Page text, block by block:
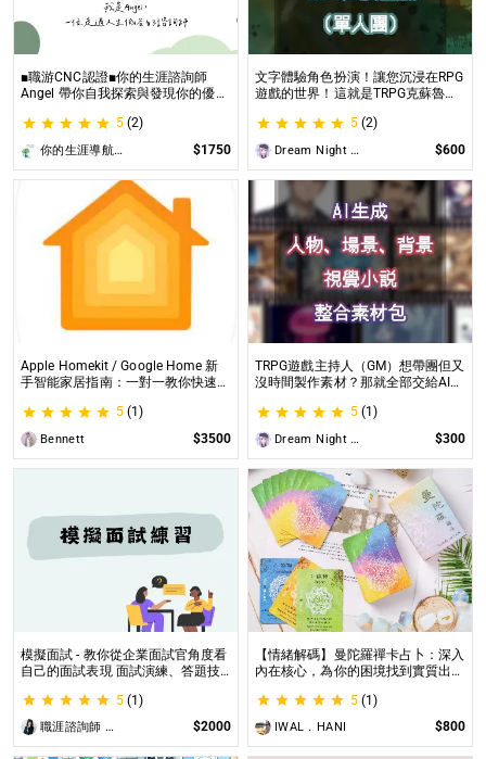
■職游CNC認證■你的生涯諮詢師
Angel 帶你自我探索與發現你的優勢
生涯諮詢師 Angel 為你服務😊
5 (2)
你的生涯導航諮詢師Angel $1750
文字體驗角色扮演！讓您沉浸在RPG
遊戲的世界！這就是TRPG克蘇魯的
驗桌上型角色扮演遊戲（TRPG）的
玩家所開設的體驗項目。
5 (2)
Dream Night Butterfly $600
Apple Homekit / Google Home 新
手智能家居指南：一對一教你快速入
在線解答，輕鬆打造理想的智慧生活
5 (1)
Bennett $3500
TRPG遊戲主持人（GM）想帶團但又
沒時間製作素材？那就全部交給AI來
TRPG主持人（GM）們所開設的項
目，主要是為了讓主持人能少準備一
些東西。
5 (1)
Dream Night Butterfly $300
模擬面試 - 教你從企業面試官角度看
自己的面試表現 面試演練、答題技
5 (1)
職涯諮詢師 阿紫 $2000
【情緒解碼】曼陀羅禪卡占卜：深入
內在核心，為你的困境找到實質出口
情緒解析，打破人生卡關循環
5 (1)
IWAL．HANI $800